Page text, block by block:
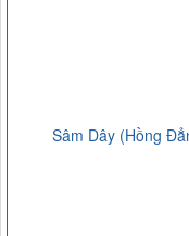
Sâm Dây (Hồng